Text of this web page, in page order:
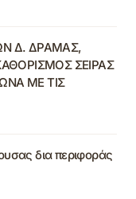
Δ. ΔΡΑΜΑΣ,
ΣΕΙΡΑΣ
ΜΕ ΤΙΣ
δια περιφοράς